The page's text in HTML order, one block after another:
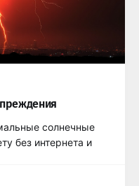
солнечные
без интернета и